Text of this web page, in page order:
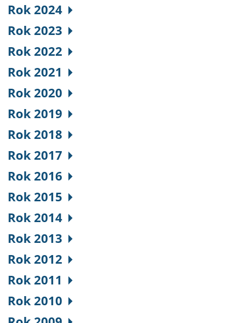
Rok 2024
Rok 2023
Rok 2022
Rok 2021
Rok 2020
Rok 2019
Rok 2018
Rok 2017
Rok 2016
Rok 2015
Rok 2014
Rok 2013
Rok 2012
Rok 2011
Rok 2010